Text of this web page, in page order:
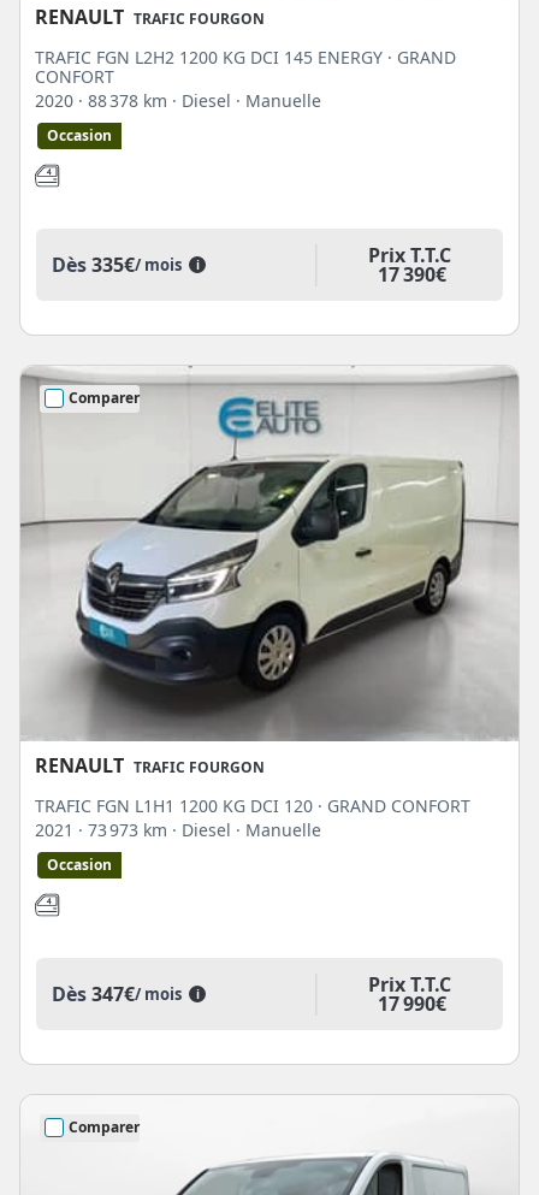
RENAULT TRAFIC FOURGON
TRAFIC FGN L2H2 1200 KG DCI 145 ENERGY · GRAND
CONFORT
2020 · 88 378 km · Diesel · Manuelle
Occasion
Dès335€/ mois i Prix T.T.C
17 390€
Comparer
RENAULT TRAFIC FOURGON
TRAFIC FGN L1H1 1200 KG DCI 120 · GRAND CONFORT
2021 · 73 973 km · Diesel · Manuelle
Occasion
Dès347€/ mois i Prix T.T.C
17 990€
Comparer